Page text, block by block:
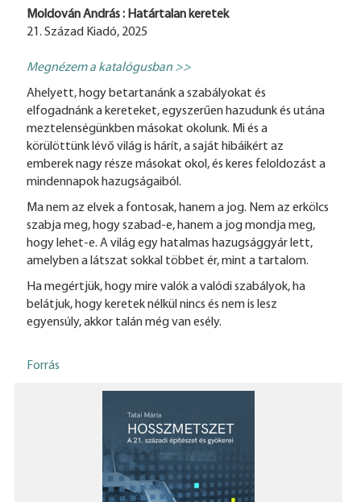
Moldován András : Határtalan keretek
21. Század Kiadó, 2025
Megnézem a katalógusban >>
Ahelyett, hogy betartanánk a szabályokat és
elfogadnánk a kereteket, egyszerűen hazudunk és utána
meztelenségünkben másokat okolunk. Mi és a
körülöttünk lévő világ is hárít, a saját hibáikért az
emberek nagy része másokat okol, és keres feloldozást a
mindennapok hazugságaiból.
Ma nem az elvek a fontosak, hanem a jog. Nem az erkölcs
szabja meg, hogy szabad-e, hanem a jog mondja meg,
hogy lehet-e. A világ egy hatalmas hazugsággyár lett,
amelyben a látszat sokkal többet ér, mint a tartalom.
Ha megértjük, hogy mire valók a valódi szabályok, ha
belátjuk, hogy keretek nélkül nincs és nem is lesz
egyensúly, akkor talán még van esély.
Forrás